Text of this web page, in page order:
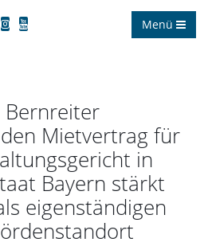
Menü
Mietvertrag für
in
Bayern stärkt
eigenständigen